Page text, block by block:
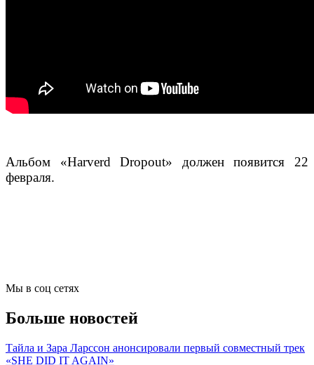
Альбом «Harverd Dropout» должен появится 22
февраля.
Мы в соц сетях
Больше новостей
Тайла и Зара Ларссон анонсировали первый совместный трек
«SHE DID IT AGAIN»